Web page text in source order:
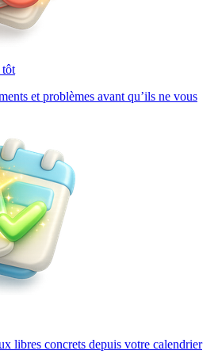
tôt
et problèmes avant qu’ils ne vous
libres concrets depuis votre calendrier